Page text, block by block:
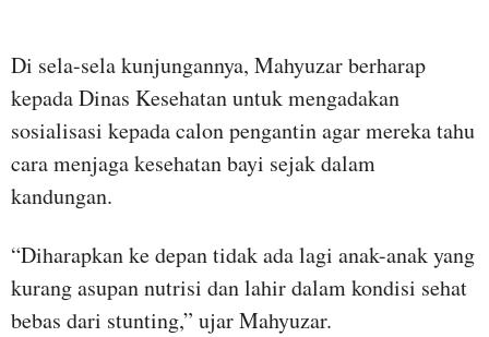
Di sela-sela kunjungannya, Mahyuzar berharap
kepada Dinas Kesehatan untuk mengadakan
sosialisasi kepada calon pengantin agar mereka tahu
cara menjaga kesehatan bayi sejak dalam
kandungan.
“Diharapkan ke depan tidak ada lagi anak-anak yang
kurang asupan nutrisi dan lahir dalam kondisi sehat
bebas dari stunting,” ujar Mahyuzar.